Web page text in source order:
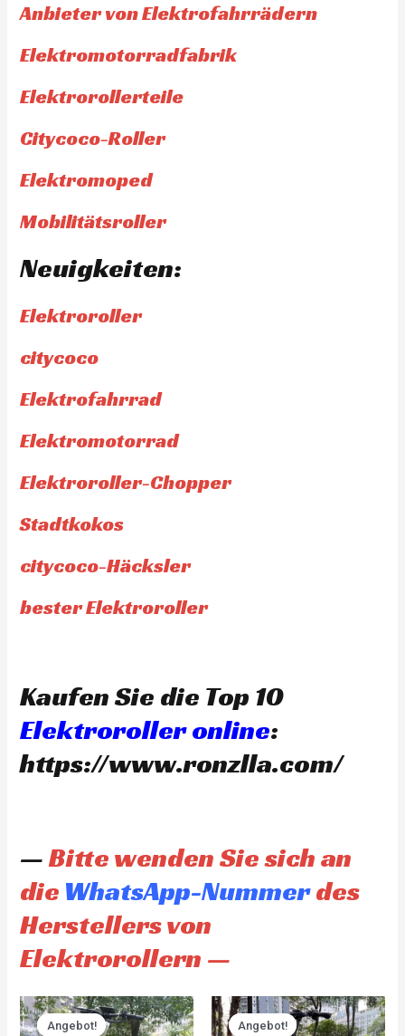
Anbieter von Elektrofahrrädern
Elektromotorradfabrik
Elektrorollerteile
Citycoco-Roller
Elektromoped
Mobilitätsroller
Neuigkeiten:
Elektroroller
citycoco
Elektrofahrrad
Elektromotorrad
Elektroroller-Chopper
Stadtkokos
citycoco-Häcksler
bester Elektroroller
Kaufen Sie die Top 10
Elektroroller online:
https://www.ronzlla.com/
—Bitte wenden Sie sich an
die WhatsApp-Nummerdes
Herstellers von
Elektrorollern —
Angebot!
Angebot!
Original
price
Current
price
Angebot!
Angebot!
Original
price
Current
price